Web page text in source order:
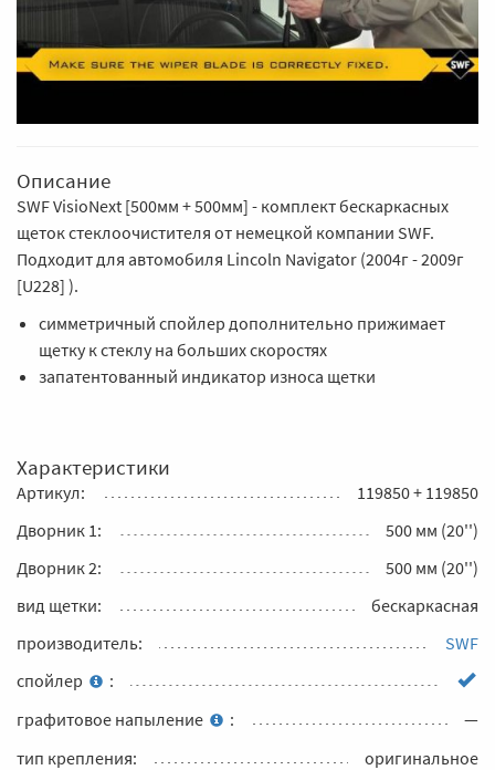
Описание
SWF VisioNext [500мм + 500мм] - комплект бескаркасных
щеток стеклоочистителя от немецкой компании SWF.
Подходит для автомобиля Lincoln Navigator (2004г - 2009г
[U228] ).
симметричный спойлер дополнительно прижимает
щетку к стеклу на больших скоростях
запатентованный индикатор износа щетки
Характеристики
Артикул:
119850 + 119850
Дворник 1:
500 мм (20'')
Дворник 2:
500 мм (20'')
вид щетки:
бескаркасная
производитель:
SWF
спойлер
:
графитовое напыление
:
—
тип крепления:
оригинальное